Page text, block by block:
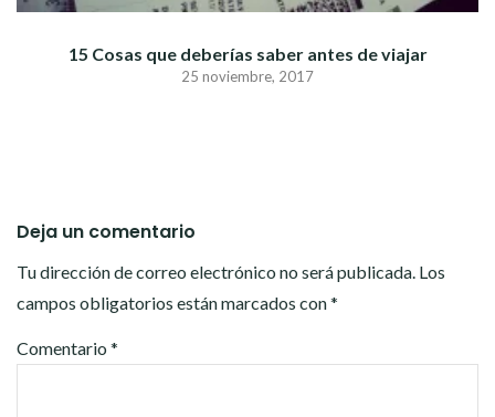
15 Cosas que deberías saber antes de viajar
25 noviembre, 2017
Deja un comentario
Tu dirección de correo electrónico no será publicada. Los
campos obligatorios están marcados con*
Comentario *